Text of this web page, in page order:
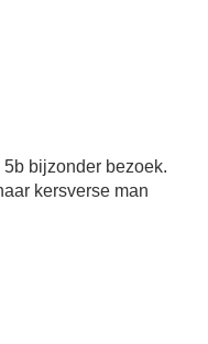
bijzonder bezoek.
kersverse man